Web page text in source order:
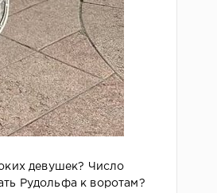
девушек? Число
Рудольфа к воротам?